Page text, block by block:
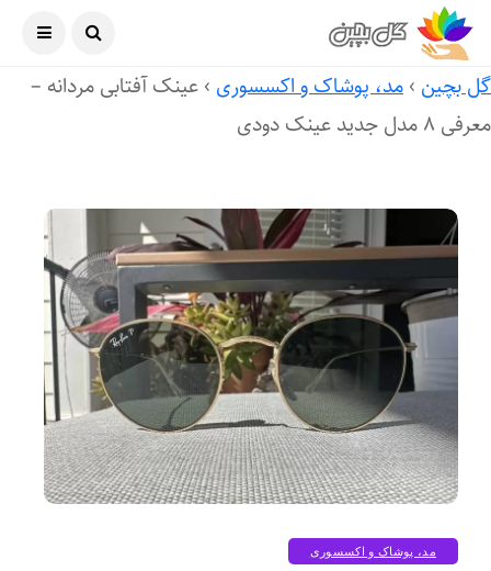
آگوست ۸, ۲۰۲۶
بچین›مد، پوشاک و اکسسوری ›عینک آفتابی مردانه –
۸ مدل جدید عینک دودی
مد، پوشاک و اکسسوری